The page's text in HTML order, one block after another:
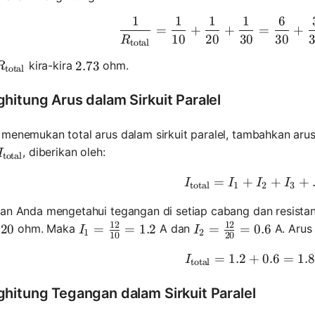
Rtotal
1
=
10
1
+
20
1
+
30
1
=
30
6
+
total kira-kira 2.73
2.73 ohm.
Arus dalam Sirkuit Paralel
total arus dalam sirkuit paralel, tambahkan
total, diberikan oleh:
Itotal = I1 + I2 + I3 +
Anda mengetahui tegangan di setiap cabang dan
20
20 ohm. Maka I_1 = \frac{12}{10} = 1.2
I1 = 10
12 = 1.2 A dan I_2 = \frac{12}{20}
I2 = 20
12 = 0.6 A.
Itotal = 1.2 + 0.6 = 1.8
Tegangan dalam Sirkuit Paralel